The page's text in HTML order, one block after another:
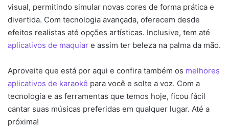
visual, permitindo simular novas cores de forma prática e
divertida. Com tecnologia avançada, oferecem desde
efeitos realistas até opções artísticas. Inclusive, tem até
aplicativos de maquiar e assim ter beleza na palma da mão.
Aproveite que está por aqui e confira também os melhores
aplicativos de karaokê para você e solte a voz. Com a
tecnologia e as ferramentas que temos hoje, ficou fácil
cantar suas músicas preferidas em qualquer lugar. Até a
próxima!